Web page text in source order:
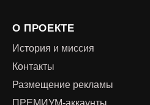
О ПРОЕКТЕ
История и миссия
Контакты
Размещение рекламы
ПРЕМИУМ-аккаунты